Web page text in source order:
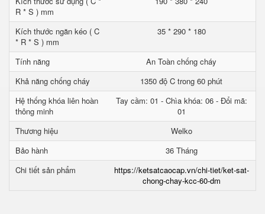
R * S ) mm
Kích thước ngăn kéo ( C
* R * S ) mm
35 * 290 * 180
Tính năng
An Toàn chống cháy
Khả năng chống cháy
1350 độ C trong 60 phút
Hệ thống khóa liên hoàn
thông minh
Tay cầm: 01 - Chìa khóa: 06 - Đổi mã:
01
Thương hiệu
Welko
Bảo hành
36 Tháng
Chi tiết sản phẩm
https://ketsatcaocap.vn/chi-tiet/ket-sat-
chong-chay-kcc-60-dm